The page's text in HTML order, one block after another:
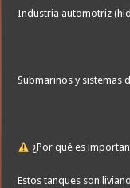
Industria automotriz
Submarinos y sistemas
¿Por qué es
Estos tanques son